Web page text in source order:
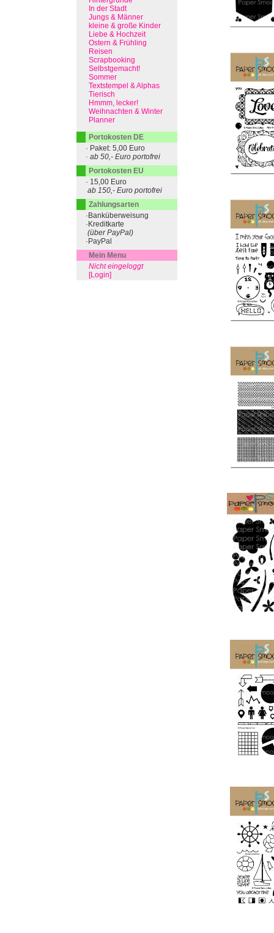
In der Stadt
Jungs & Männer
kleine & große Kinder
Liebe & Hochzeit
Ostern & Frühling
Reisen
Scrapbooking
Selbstgemacht!
Sommer
Textstempel & Alphas
Tierisch
Hmmm, lecker!
Weihnachten & Winter
Planner
Portokosten DE
· Paket: 5,00 Euro
· ab 50,- Euro portofrei
Portokosten EU
· 15,00 Euro
ab 150,- Euro portofrei
Zahlungsarten
·Banküberweisung
·Kreditkarte
(über PayPal)
·PayPal
Mein Menu
Nicht eingeloggt
[Login]